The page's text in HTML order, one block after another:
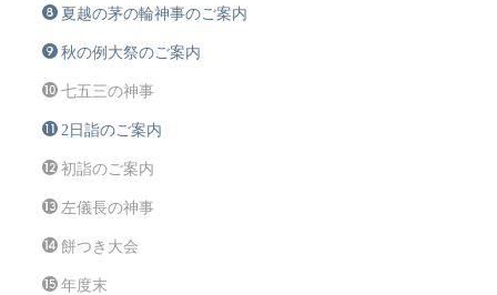
夏越の茅の輪神事のご案内
秋の例大祭のご案内
七五三の神事
2日詣のご案内
初詣のご案内
左儀長の神事
餅つき大会
年度末